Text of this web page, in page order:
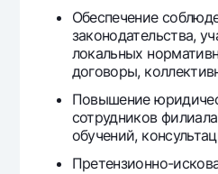
Search
Helpful links
Offices and ATMs
Consent for processing
Обеспечение
законодательства,
локальных
договоры,
Повышение
сотрудников
обучений,
Претензионно-